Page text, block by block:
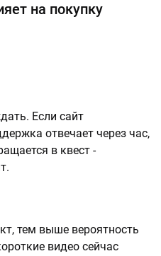
на покупку
Если сайт
отвечает через час,
в квест -
тем выше вероятность
видео сейчас